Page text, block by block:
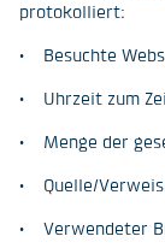
protokolliert:
• Besuchte
• Uhrzeit zum
• Menge der
• Quelle/
• Verwendeter